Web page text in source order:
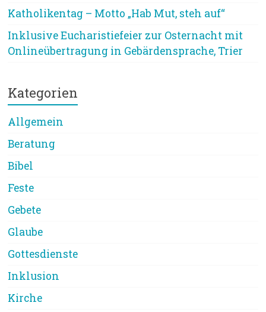
Katholikentag – Motto „Hab Mut, steh auf“
Inklusive Eucharistiefeier zur Osternacht mit
Onlineübertragung in Gebärdensprache, Trier
Kategorien
Allgemein
Beratung
Bibel
Feste
Gebete
Glaube
Gottesdienste
Inklusion
Kirche